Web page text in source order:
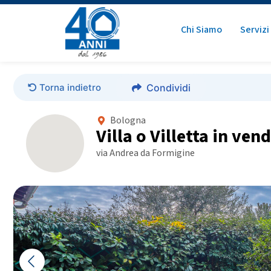
Chi Siamo Servizi
Torna indietro Condividi
Bologna
Villa o Villetta in
via Andrea da Formigine